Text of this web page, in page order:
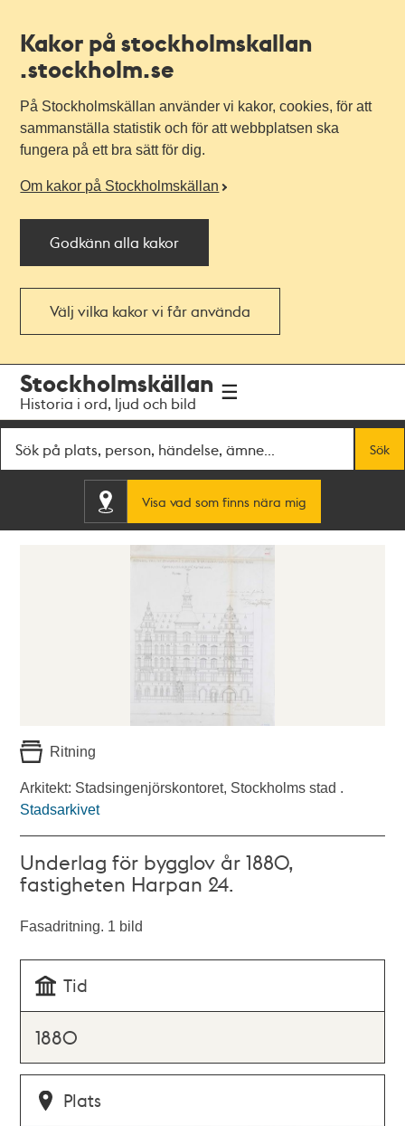
Kakor på stockholmskallan
.stockholm.se
På Stockholmskällan använder vi kakor, cookies, för att
sammanställa statistik och för att webbplatsen ska
fungera på ett bra sätt för dig.
Om kakor på Stockholmskällan
Godkänn alla kakor
Välj vilka kakor vi får använda
navigationen
huvudinnehållet
Stockholmskällan
Historia i ord, ljud och bild
Sök
Visa vad som finns nära mig
Ritning
Arkitekt: Stadsingenjörskontoret, Stockholms stad .
Stadsarkivet
Underlag för bygglov år 1880,
fastigheten Harpan 24.
Fasadritning. 1 bild
Tid
1880
Plats